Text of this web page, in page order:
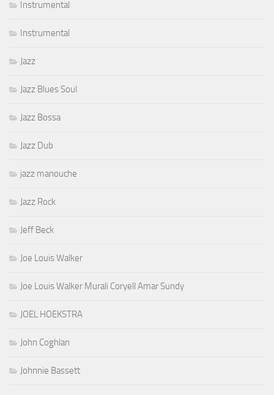
Instrumental
Instrumental
Jazz
Jazz Blues Soul
Jazz Bossa
Jazz Dub
jazz manouche
Jazz Rock
Jeff Beck
Joe Louis Walker
Joe Louis Walker Murali Coryell Amar Sundy
JOEL HOEKSTRA
John Coghlan
Johnnie Bassett